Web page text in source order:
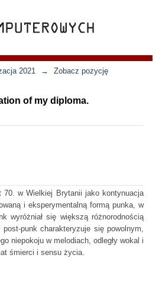
2021 → Zobacz pozycję
of my diploma.
w Wielkiej Brytanii jako kontynuacja
i eksperymentalną formą punka, w
wyróżniał się większą różnorodnością
punk charakteryzuje się powolnym,
niepokoju w melodiach, odległy wokal i
śmierci i sensu życia.